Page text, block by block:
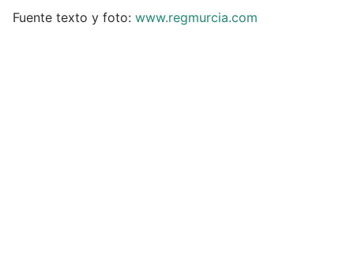
Fuente texto y foto: www.regmurcia.com